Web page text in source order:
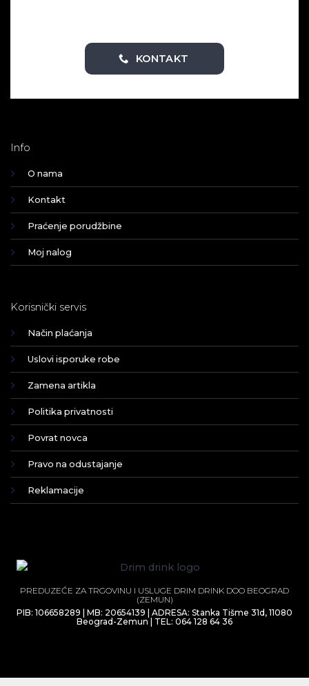
KONTAKT
Info
O nama
Kontakt
Praćenje porudžbine
Moj nalog
Korisnički servis
Način plaćanja
Uslovi isporuke robe
Zamena artikla
Politika privatnosti
Povrat novca
Pravo na odustajanje
Reklamacije
PREDUZEĆE ZA TRGOVINU I USLUGE DRIM DRINK DOO BEOGRAD
(ZEMUN)
PIB: 106658289 | MB: 20654139 | ADRESA: Stanka Tišme 31d, 11080
Beograd-Zemun | TEL: 064 128 64 36